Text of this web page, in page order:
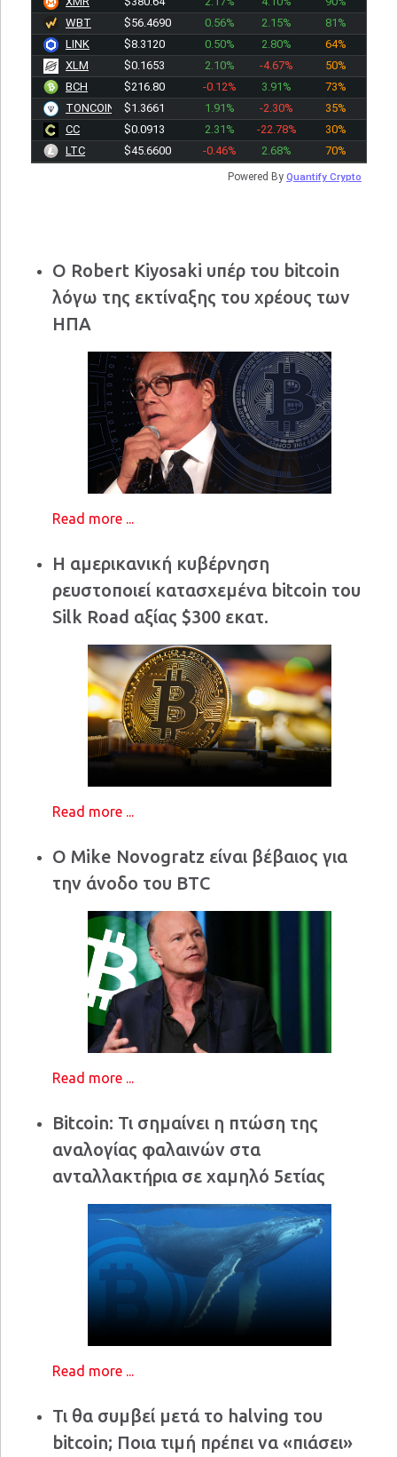
WBT
$56.4690 0.56% 2.15%
81%
LINK
$8.3120 0.50% 2.80%
64%
XLM
$0.1653 2.10% -4.67%
50%
BCH
$216.80 -0.12% 3.91%
73%
TONCOIN
$1.3661 1.91% -2.30%
35%
CC
$0.0913 2.31% -22.78%
30%
LTC
$45.6600 -0.46% 2.68% 70%
Powered By Quantify Crypto
Ο Robert Kiyosaki υπέρ του bitcoin
λόγω της εκτίναξης του χρέους των
ΗΠΑ
Read more ...
Η αμερικανική κυβέρνηση
ρευστοποιεί κατασχεμένα bitcoin του
Silk Road αξίας $300 εκατ.
Read more ...
Ο Mike Novogratz είναι βέβαιος για
την άνοδο του BTC
Read more ...
Bitcoin: Τι σημαίνει η πτώση της
αναλογίας φαλαινών στα
ανταλλακτήρια σε χαμηλό 5ετίας
Read more ...
Τι θα συμβεί μετά το halving του
bitcoin; Ποια τιμή πρέπει να «πιάσει»